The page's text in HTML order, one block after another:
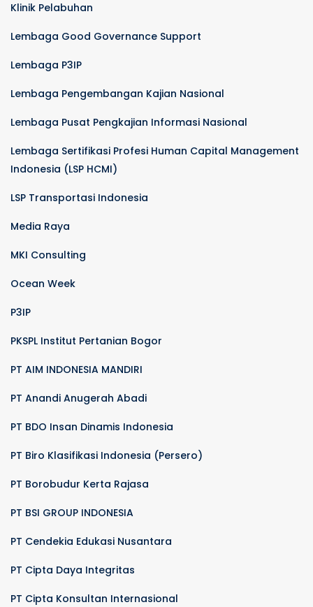
Klinik Pelabuhan
Lembaga Good Governance Support
Lembaga P3IP
Lembaga Pengembangan Kajian Nasional
Lembaga Pusat Pengkajian Informasi Nasional
Lembaga Sertifikasi Profesi Human Capital Management
Indonesia (LSP HCMI)
LSP Transportasi Indonesia
Media Raya
MKI Consulting
Ocean Week
P3IP
PKSPL Institut Pertanian Bogor
PT AIM INDONESIA MANDIRI
PT Anandi Anugerah Abadi
PT BDO Insan Dinamis Indonesia
PT Biro Klasifikasi Indonesia (Persero)
PT Borobudur Kerta Rajasa
PT BSI GROUP INDONESIA
PT Cendekia Edukasi Nusantara
PT Cipta Daya Integritas
PT Cipta Konsultan Internasional